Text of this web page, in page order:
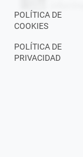
POLÍTICA DE
COOKIES
POLÍTICA DE
PRIVACIDAD